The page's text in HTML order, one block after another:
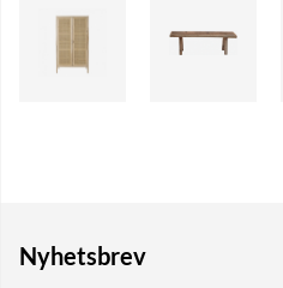
Nyhetsbrev